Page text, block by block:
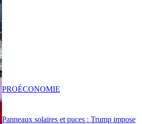
Panneaux solaires et puces : Trump impose
PROÉCONOMIE